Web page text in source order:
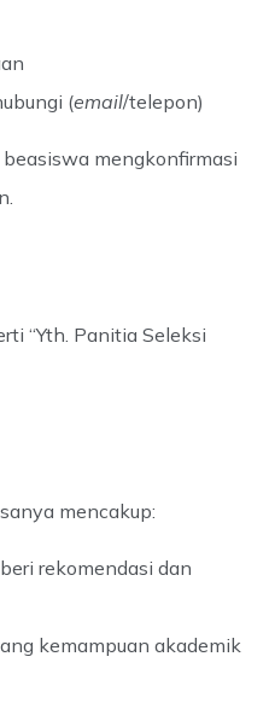
(email/telepon)
mengkonfirmasi
“Yth. Panitia Seleksi
mencakup:
rekomendasi dan
kemampuan akademik